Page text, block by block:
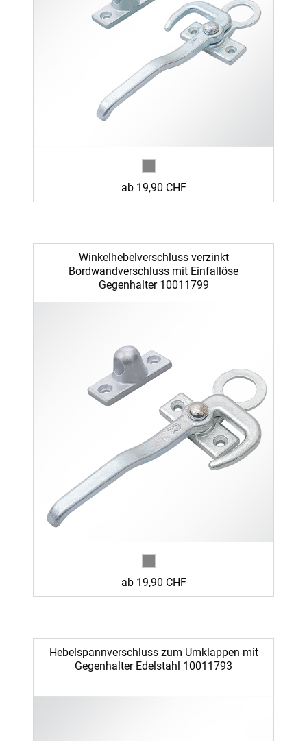
ab 19,90 CHF
Winkelhebelverschluss verzinkt
Bordwandverschluss mit Einfallöse
Gegenhalter 10011799
ab 19,90 CHF
Hebelspannverschluss zum Umklappen mit
Gegenhalter Edelstahl 10011793